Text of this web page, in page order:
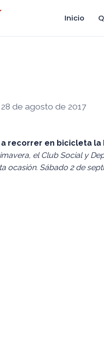
Inicio
de agosto de 2017
a recorrer en bicicleta
el Club Social y
ocasión. Sábado 2 de